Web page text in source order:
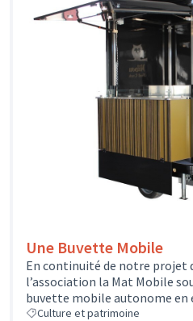
Une Buvette Mobile
En continuité de notre projet
l’association la Mat Mobile
buvette mobile autonome en
Culture et patrimoine